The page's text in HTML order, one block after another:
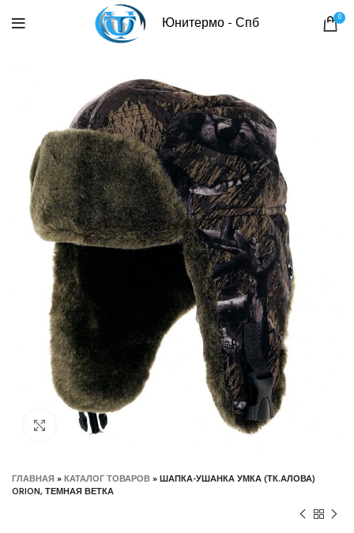
Юнитермо - Спб 0
Нажмите, чтобы увеличить
ГЛАВНАЯ»КАТАЛОГ ТОВАРОВ»ШАПКА-УШАНКА УМКА (ТК.АЛОВА)
ORION, ТЕМНАЯ ВЕТКА